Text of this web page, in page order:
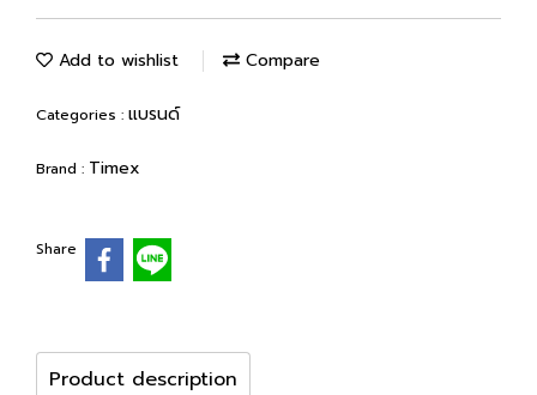
Add to wishlist Compare
Categories : แบรนด์
Brand : Timex
Share
Product description